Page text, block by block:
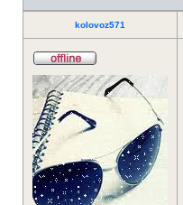
kolovoz571